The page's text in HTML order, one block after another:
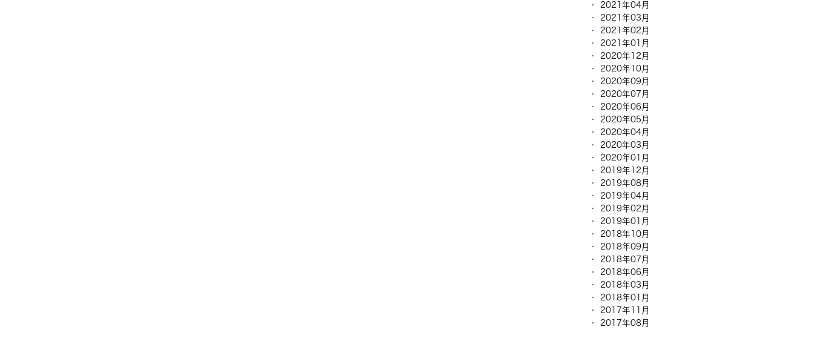
2021年04月
2021年03月
2021年02月
2021年01月
2020年12月
2020年10月
2020年09月
2020年07月
2020年06月
2020年05月
2020年04月
2020年03月
2020年01月
2019年12月
2019年08月
2019年04月
2019年02月
2019年01月
2018年10月
2018年09月
2018年07月
2018年06月
2018年03月
2018年01月
2017年11月
2017年08月